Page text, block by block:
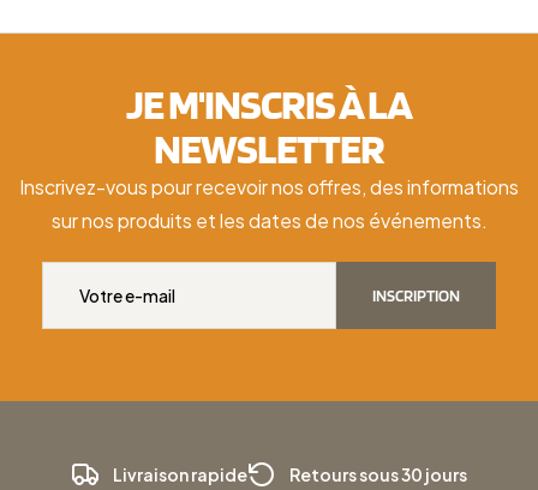
JE M'INSCRIS À LA
NEWSLETTER
Inscrivez-vous pour recevoir nos offres, des informations
sur nos produits et les dates de nos événements.
INSCRIPTION
Livraison rapide Retours sous 30 jours